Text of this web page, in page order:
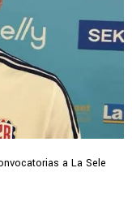
a La Sele